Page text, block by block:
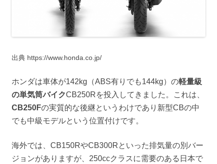
出典 https://www.honda.co.jp/
ホンダは車体が142kg（ABS有りでも144kg）の軽量級
の単気筒バイクCB250Rを投入してきました。これは、
CB250Fの実質的な後継というわけであり新型CBの中
でも中級モデルという位置付けです。
海外では、CB150RやCB300Rといった排気量の別バー
ジョンがありますが、250ccクラスに需要のある日本で